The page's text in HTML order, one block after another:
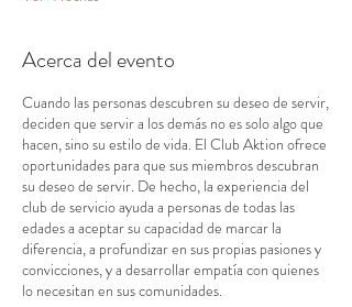
Acerca del evento
Cuando las personas descubren su deseo de servir,
deciden que servir a los demás no es solo algo que
hacen, sino su estilo de vida. El Club Aktion ofrece
oportunidades para que sus miembros descubran
su deseo de servir. De hecho, la experiencia del
club de servicio ayuda a personas de todas las
edades a aceptar su capacidad de marcar la
diferencia, a profundizar en sus propias pasiones y
convicciones, y a desarrollar empatía con quienes
lo necesitan en sus comunidades.